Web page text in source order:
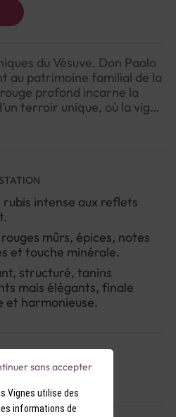
du Vésuve, Don Paolo
au patrimoine familial de la
profond incarne la
terroir unique, où la vigne
Don Paolo
aux reflets grenat.
épices, notes fumées
tanins présents mais
et harmonieuse.
rubis intense aux reflets
mûrs, épices, notes
et touche minérale.
structuré, tanins
mais élégants, finale
et harmonieuse.
Vignes utilise des
informations de
sans accepter